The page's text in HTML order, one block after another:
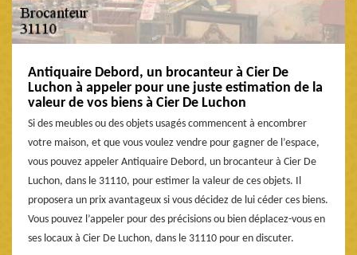
Antiquaire Debord, un brocanteur à Cier De
Luchon à appeler pour une juste estimation de la
valeur de vos biens à Cier De Luchon
Si des meubles ou des objets usagés commencent à encombrer
votre maison, et que vous voulez vendre pour gagner de l’espace,
vous pouvez appeler Antiquaire Debord, un brocanteur à Cier De
Luchon, dans le 31110, pour estimer la valeur de ces objets. Il
proposera un prix avantageux si vous décidez de lui céder ces biens.
Vous pouvez l’appeler pour des précisions ou bien déplacez-vous en
ses locaux à Cier De Luchon, dans le 31110 pour en discuter.